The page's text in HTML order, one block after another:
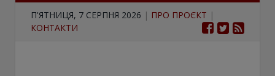
П'ЯТНИЦЯ, 7 СЕРПНЯ 2026 | ПРО ПРОЄКТ |
КОНТАКТИ